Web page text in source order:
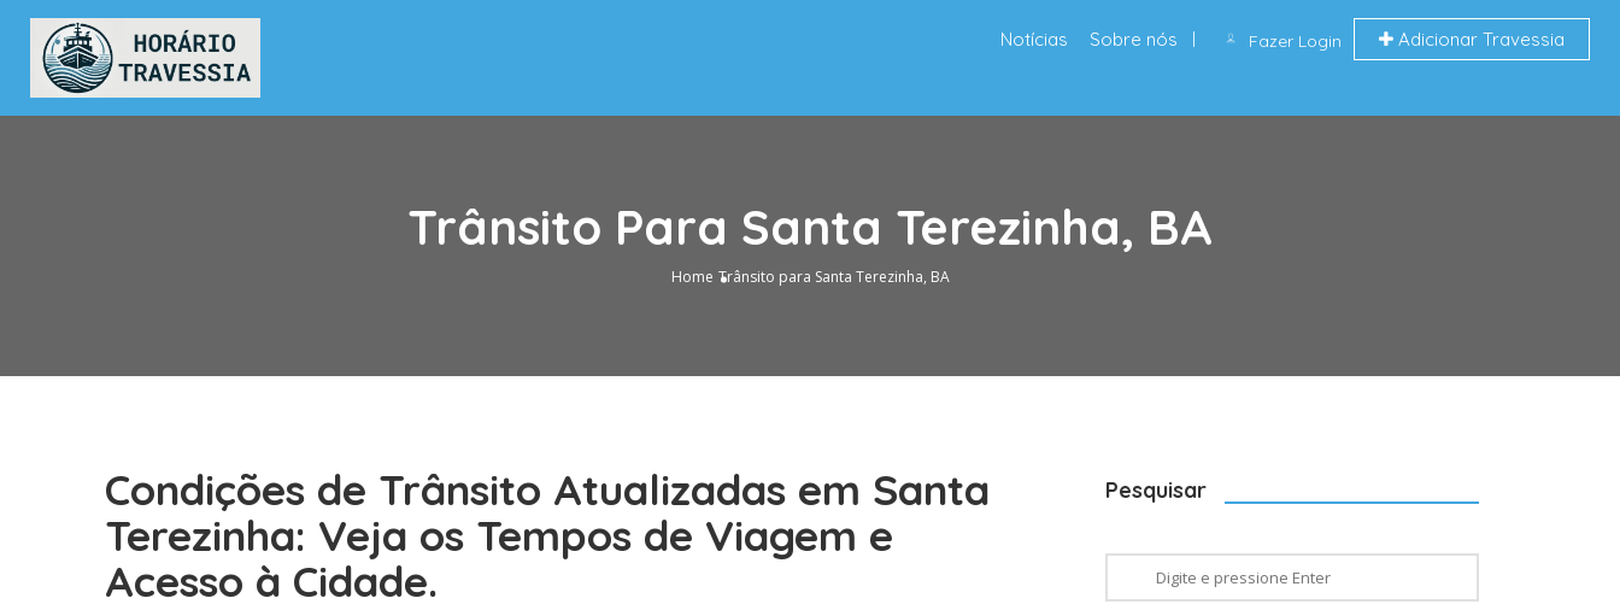
Fazer Login Adicionar Travessia
Notícias Sobre nós
Trânsito Para Santa Terezinha, BA
Home Trânsito para Santa Terezinha, BA
Condições de Trânsito Atualizadas em Santa
Terezinha: Veja os Tempos de Viagem e
Acesso à Cidade.
Pesquisar